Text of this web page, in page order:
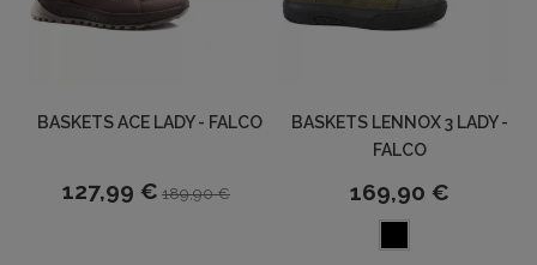
BASKETS ACE LADY - FALCO
127,99 € 189,90 €
BASKETS LENNOX 3 LADY -
FALCO
169,90 €